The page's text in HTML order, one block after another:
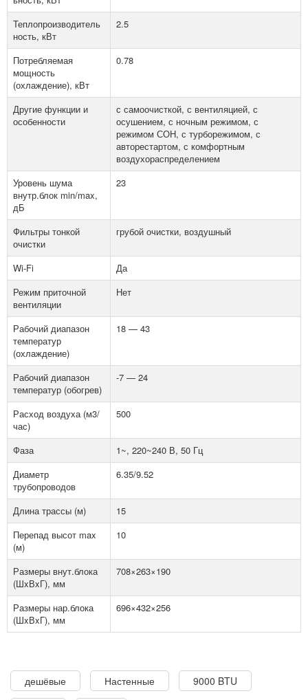
Теплопроизводитель
ность, кВт
2.5
Потребляемая
мощность
(охлаждение), кВт
0.78
Другие функции и
особенности
с самоочисткой, с вентиляцией, с
осушением, с ночным режимом, с
режимом СОН, с турборежимом, с
авторестартом, с комфортным
воздухораспределением
Уровень шума
внутр.блок min/max,
дБ
23
Фильтры тонкой
очистки
грубой очистки, воздушный
Wi-Fi
Да
Режим приточной
вентиляции
Нет
Рабочий диапазон
температур
(охлаждение)
18 — 43
Рабочий диапазон
температур (обогрев)
-7 — 24
Расход воздуха (м3/
час)
500
Фаза
1~, 220~240 В, 50 Гц
Диаметр
трубопроводов
6.35/9.52
Длина трассы (м)
15
Перепад высот max
(м)
10
Размеры внут.блока
(ШxВxГ), мм
708×263×190
Размеры нар.блока
(ШxВxГ), мм
696×432×256
дешёвые Настенные
9000 BTU